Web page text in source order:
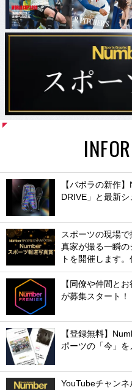
【バボラの新作
DRIVE」と最新
スポーツの現場
真家が撮る一瞬
トを開催します。
【同僚や仲間と
が募集スタート！
【登録無料】
ポーツの「今」を
YouTubeチャン